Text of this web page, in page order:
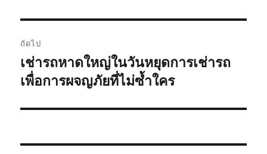
ถัดไป
เรื่อง
ต่อ
เช่ารถหาดใหญ่ในวันหยุดการเช่ารถ
เพื่อการผจญภัยที่ไม่ซ้ำใคร